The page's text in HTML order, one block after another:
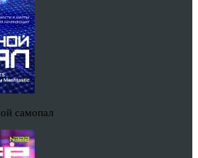
самопал